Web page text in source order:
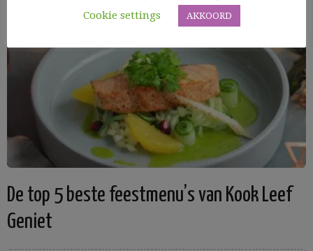
De top 5 beste feestmenu’s van Kook Leef
Geniet
Cookie settings
AKKOORD